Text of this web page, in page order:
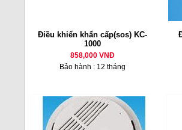
Điều khiển khẩn cấp(sos) KC-
1000
858,000 VNĐ
Bảo hành : 12 tháng